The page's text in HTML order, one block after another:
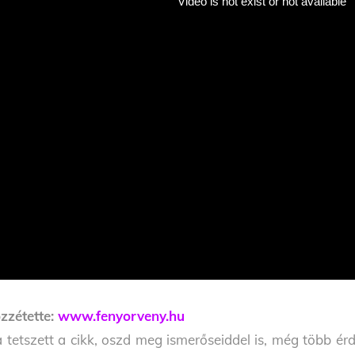
www.fenyorveny.hu
tetszett a cikk, oszd meg ismerőseiddel is, még több